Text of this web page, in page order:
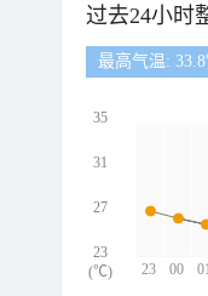
过去24小时
最高气温:
23 00
35
31
27
23
(℃)